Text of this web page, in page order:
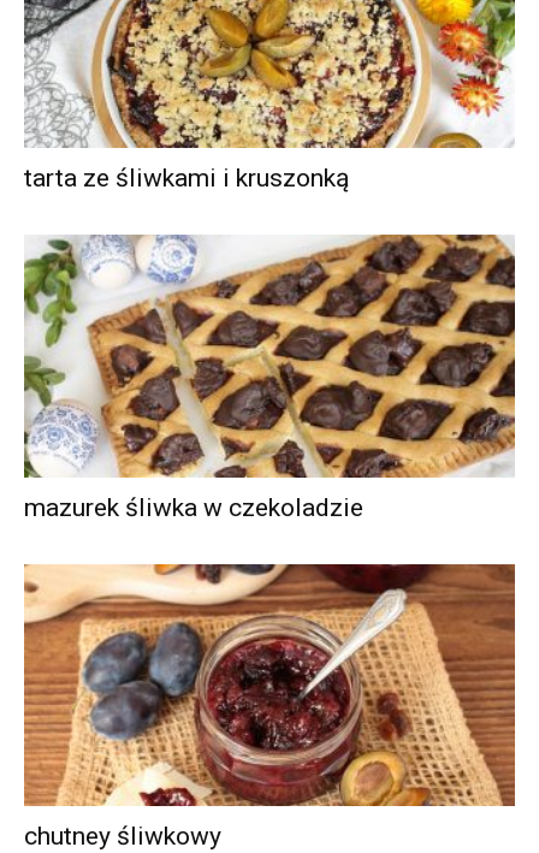
tarta ze śliwkami i kruszonką
mazurek śliwka w czekoladzie
chutney śliwkowy